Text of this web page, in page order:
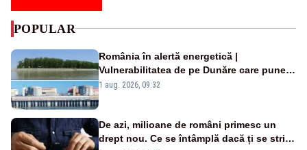
POPULAR
România în alertă energetică |
Vulnerabilitatea de pe Dunăre care pune
în pericol Centrala Cernavodă era
1 aug. 2026, 09:32
De azi, milioane de români primesc un
drept nou. Ce se întâmplă dacă ți se strică